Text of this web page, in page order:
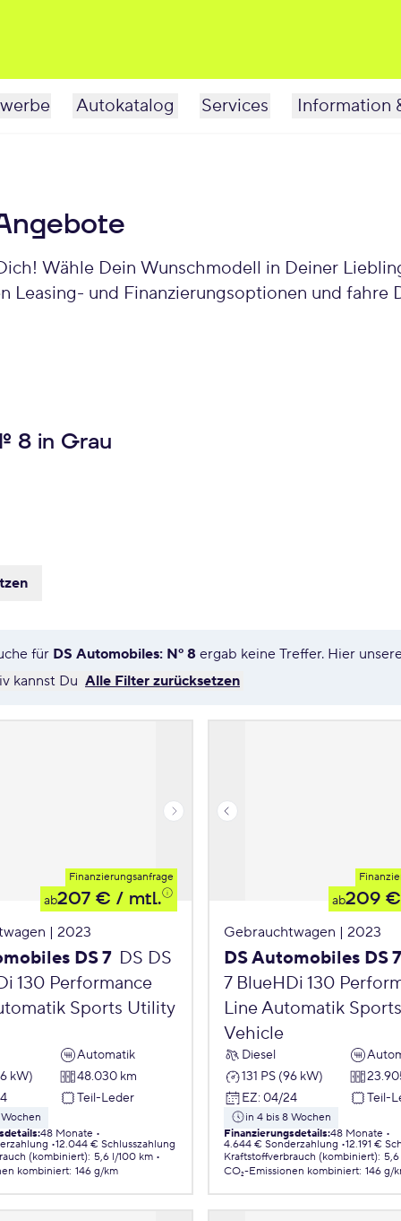
Autokatalog Services Information
Wähle Dein Wunschmodell in Deiner
Leasing- und Finanzierungsoptionen und fahre
8 in Grau
für DS Automobiles: Nº 8 ergab keine Treffer. Hier
kannst Du Alle Filter zurücksetzen
Finanzierungsanfrage
ab207 € / mtl.
| 2023
DS 7 DS DS
130 Performance
Sports Utility
Automatik
kW)
48.030 km
Teil-Leder
:48 Monate
12.044 € Schlusszahlung
(kombiniert): 5,6 l/100 km
kombiniert: 146 g/km
ab209 €
Gebrauchtwagen | 2023
DS Automobiles DS 7
7 BlueHDi 130
Line Automatik
Vehicle
Diesel
131 PS (96 kW)
EZ: 04/24 Teil-
in 4 bis 8 Wochen
Finanzierungsdetails:48 Monate
4.644 € Sonderzahlung 12.191 €
Kraftstoffverbrauch (kombiniert):
CO₂-Emissionen kombiniert: 146 g/